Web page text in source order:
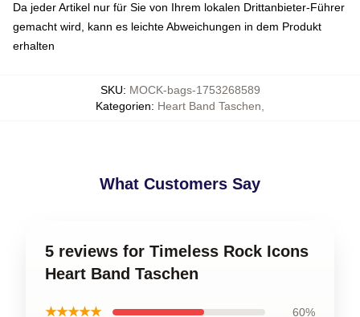
Da jeder Artikel nur für Sie von Ihrem lokalen Drittanbieter-Führer
gemacht wird, kann es leichte Abweichungen in dem Produkt
erhalten
SKU: MOCK-bags-1753268589
Kategorien: Heart Band Taschen
What Customers Say
5 reviews for Timeless Rock Icons
Heart Band Taschen
★★★★★ 60%